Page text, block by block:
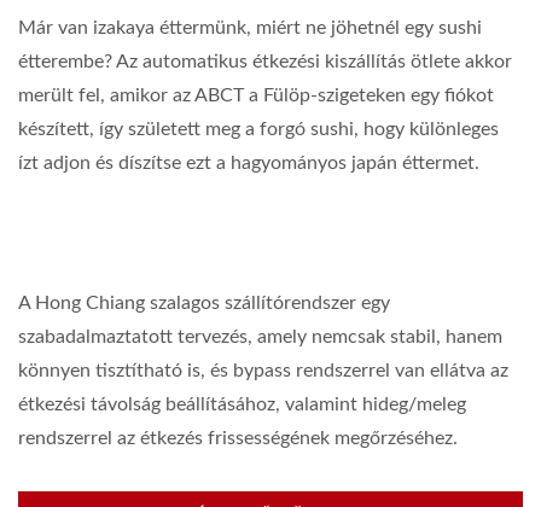
Már van izakaya éttermünk, miért ne jöhetnél egy sushi
étterembe? Az automatikus étkezési kiszállítás ötlete akkor
merült fel, amikor az ABCT a Fülöp-szigeteken egy fiókot
készített, így született meg a forgó sushi, hogy különleges
ízt adjon és díszítse ezt a hagyományos japán éttermet.
A Hong Chiang szalagos szállítórendszer egy
szabadalmaztatott tervezés, amely nemcsak stabil, hanem
könnyen tisztítható is, és bypass rendszerrel van ellátva az
étkezési távolság beállításához, valamint hideg/meleg
rendszerrel az étkezés frissességének megőrzéséhez.